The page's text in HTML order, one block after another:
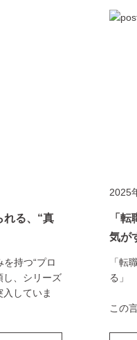
れる、“真
持つ“プロ
し、シリーズ
していま
2025
「
気が
「転
る」
この